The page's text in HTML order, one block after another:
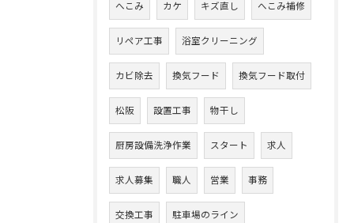
へこみ カケ キズ直し へこみ補修
リペア工事 浴室クリーニング
カビ除去 換気フード 換気フード取付
松阪 設置工事 物干し
厨房設備洗浄作業 スタート 求人
求人募集 職人 営業 事務
交換工事 駐車場のライン